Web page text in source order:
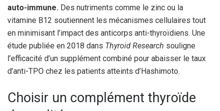
auto-immune. Des nutriments comme le zinc ou la
vitamine B12 soutiennent les mécanismes cellulaires tout
en minimisant l’impact des anticorps anti-thyroïdiens. Une
étude publiée en 2018 dans Thyroid Research souligne
l’efficacité d’un supplément combiné pour abaisser le taux
d’anti-TPO chez les patients atteints d’Hashimoto.
Choisir un complément thyroïde